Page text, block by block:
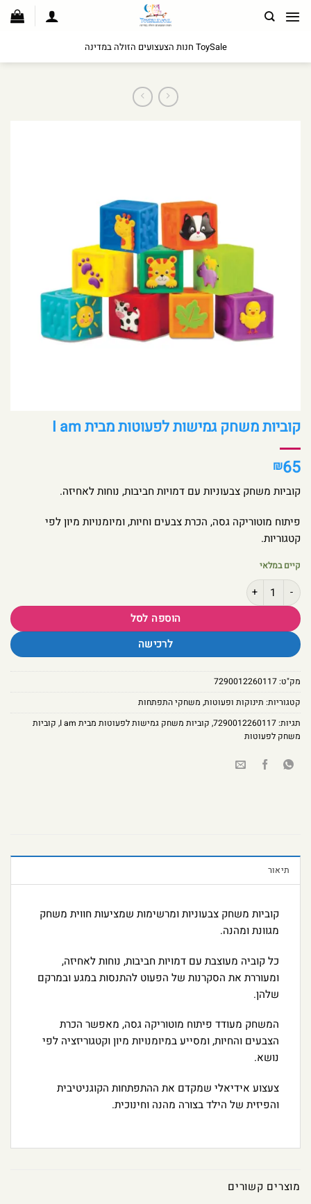
לתוכן
ToySale חנות הצעצועים הזולה במדינה
קוביות משחק גמישות לפעוטות מבית I am
₪65
קוביות משחק צבעוניות עם דמויות חביבות, נוחות לאחיזה.
פיתוח מוטוריקה גסה, הכרת צבעים וחיות, ומיומנויות מיון לפי
קטגוריות.
קיים במלאי
כמות של קוביות משחק גמישות לפעוטות מבית I am
הוספה לסל
לרכישה
מק"ט:7290012260117
קטגוריות: תינוקות ופעוטות, משחקי התפתחות
תגיות:7290012260117
, קוביות משחק גמישות לפעוטות מבית I am , קוביות
משחק לפעוטות
תיאור
קוביות משחק צבעוניות ומרשימות שמציעות חווית משחק
מגוונת ומהנה.
כל קוביה מעוצבת עם דמויות חביבות, נוחות לאחיזה,
ומעוררת את הסקרנות של הפעוט להתנסות במגע ובמרקם
שלהן.
המשחק מעודד פיתוח מוטוריקה גסה, מאפשר הכרת
הצבעים והחיות, ומסייע במיומנויות מיון וקטגוריזציה לפי
נושא.
צעצוע אידיאלי שמקדם את ההתפתחות הקוגניטיבית
והפיזית של הילד בצורה מהנה וחינוכית.
מוצרים קשורים